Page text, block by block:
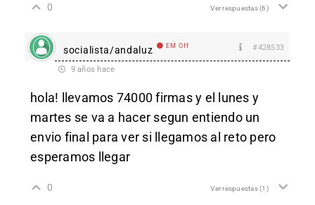
0 Ver respuestas(6)
socialista/andaluz EM Off #428533
9 años hace
hola! llevamos 74000 firmas y el lunes y
martes se va a hacer segun entiendo un
envio final para ver si llegamos al reto pero
esperamos llegar
0 Ver respuestas(1)